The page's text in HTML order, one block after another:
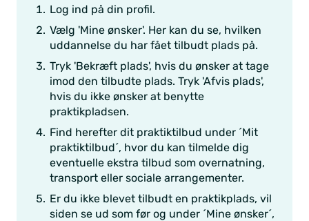
Log ind på din profil.
Vælg 'Mine ønsker'. Her kan du se, hvilken
uddannelse du har fået tilbudt plads på.
Tryk 'Bekræft plads', hvis du ønsker at tage
imod den tilbudte plads. Tryk 'Afvis plads',
hvis du ikke ønsker at benytte
praktikpladsen.
Find herefter dit praktiktilbud under ´Mit
praktiktilbud´, hvor du kan tilmelde dig
eventuelle ekstra tilbud som overnatning,
transport eller sociale arrangementer.
Er du ikke blevet tilbudt en praktikplads, vil
siden se ud som før og under ´Mine ønsker´,